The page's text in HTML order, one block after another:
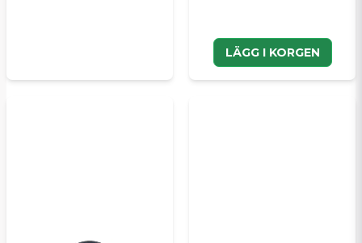
LÄGG I KORGEN